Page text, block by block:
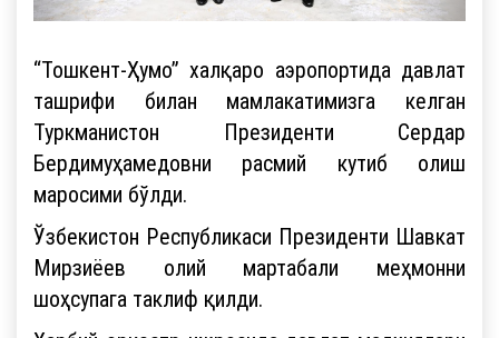
“Тошкент-Ҳумо” халқаро аэропортида давлат
ташрифи билан мамлакатимизга келган
Туркманистон Президенти Сердар
Бердимуҳамедовни расмий кутиб олиш
маросими бўлди.
Ўзбекистон Республикаси Президенти Шавкат
Мирзиёев олий мартабали меҳмонни
шоҳсупага таклиф қилди.